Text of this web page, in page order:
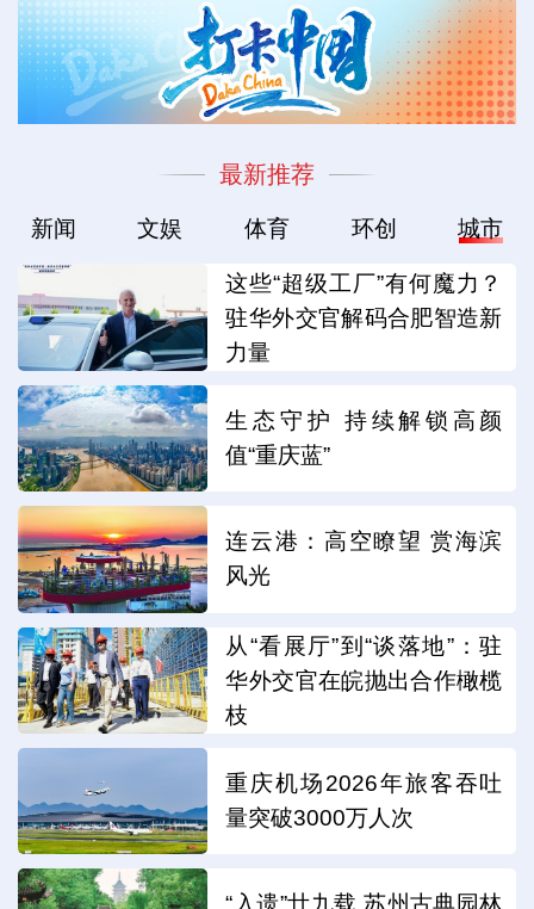
最新推荐
新闻 文娱 体育 环创 城市
这些“超级工厂”有何魔力？
驻华外交官解码合肥智造新
力量
生态守护 持续解锁高颜
值“重庆蓝”
连云港：高空瞭望 赏海滨
风光
从“看展厅”到“谈落地”：驻
华外交官在皖抛出合作橄榄
枝
重庆机场2026年旅客吞吐
量突破3000万人次
“入遗”廿九载 苏州古典园林